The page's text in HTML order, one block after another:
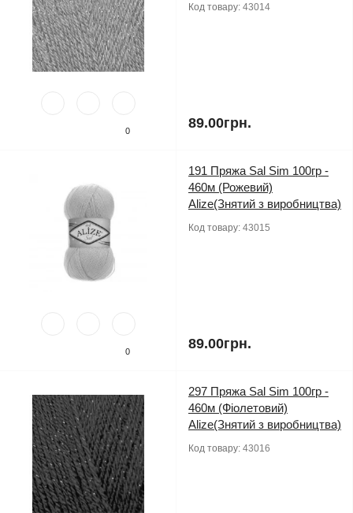
0
Код товару: 43014
89.00грн.
0
191 Пряжа Sal Sim 100гр -
460м (Рожевий)
Alize(Знятий з виробництва)
Код товару: 43015
89.00грн.
297 Пряжа Sal Sim 100гр -
460м (Фіолетовий)
Alize(Знятий з виробництва)
Код товару: 43016